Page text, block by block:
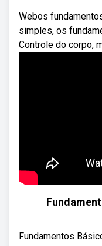
Webos
simples, os
Controle do corpo,
Fundamentos